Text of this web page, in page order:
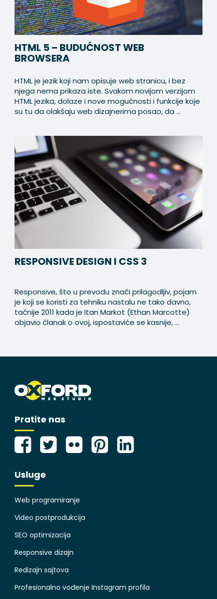
HTML 5 – BUDUĆNOST WEB
BROWSERA
HTML je jezik koji nam opisuje web stranicu, i bez
njega nema prikaza iste. Svakom novijom verzijom
HTML jezika, dolaze i nove mogućnosti i funkcije koje
su tu da olakšaju web dizajnerima posao, da ...
RESPONSIVE DESIGN I CSS 3
Responsive, što u prevodu znači prilagodljiv, pojam
je koji se koristi za tehniku nastalu ne tako davno,
tačnije 2011 kada je Itan Markot (Ethan Marcotte)
objavio članak o ovoj, ispostaviće se kasnije, ...
Pratite nas
Usluge
Web programiranje
Video postprodukcija
SEO optimizacija
Responsive dizajn
Redizajn sajtova
Profesionalno vođenje Instagram profila